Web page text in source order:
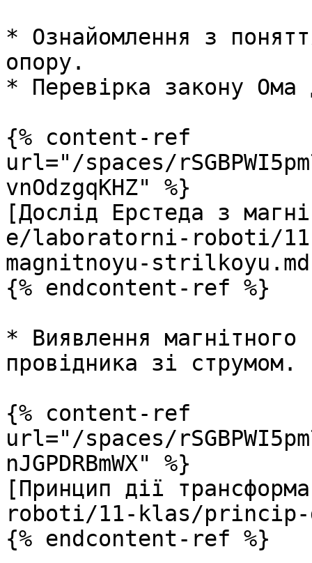
* Ознайомлення з
опору.
* Перевірка закону Ома
{% content-ref
url="/spaces/
vnOdzgqKHZ" %}
[Дослід Ерстеда з
e/laboratorni-roboti/
magnitnoyu-
{% endcontent-ref %}
* Виявлення
провідника зі струмом.
{% content-ref
url="/spaces/
nJGPDRBmWX" %}
[Принцип дії
roboti/11-klas/princip-
{% endcontent-ref %}